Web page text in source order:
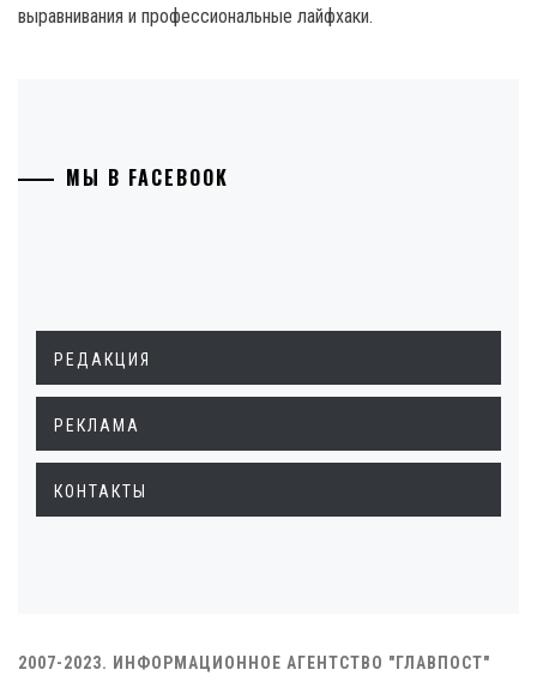
выравнивания и профессиональные лайфхаки.
МЫ В FACEBOOK
РЕДАКЦИЯ
РЕКЛАМА
КОНТАКТЫ
2007-2023. ИНФОРМАЦИОННОЕ АГЕНТСТВО "ГЛАВПОСТ"